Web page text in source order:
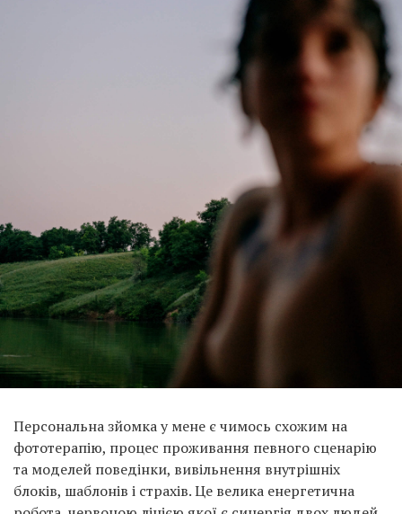
фототерапію, процес проживання певного сценарію
та моделей поведінки, вивільнення внутрішніх
блоків, шаблонів і страхів. Це велика енергетична
робота, червоною лінією якої є синергія двох людей